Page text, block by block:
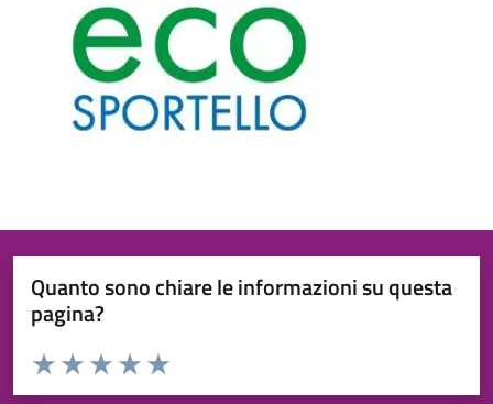
Quanto sono chiare le informazioni su questa
pagina?
Valuta da 1 a 5 stelle la pagina
Valuta 5 stelle su 5
Valuta 4 stelle su 5
Valuta 3 stelle su 5
Valuta 2 stelle su 5
Valuta 1 stelle su 5